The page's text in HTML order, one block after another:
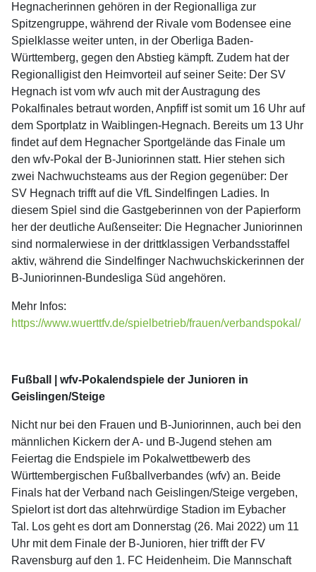
Hegnacherinnen gehören in der Regionalliga zur
Spitzengruppe, während der Rivale vom Bodensee eine
Spielklasse weiter unten, in der Oberliga Baden-
Württemberg, gegen den Abstieg kämpft. Zudem hat der
Regionalligist den Heimvorteil auf seiner Seite: Der SV
Hegnach ist vom wfv auch mit der Austragung des
Pokalfinales betraut worden, Anpfiff ist somit um 16 Uhr auf
dem Sportplatz in Waiblingen-Hegnach. Bereits um 13 Uhr
findet auf dem Hegnacher Sportgelände das Finale um
den wfv-Pokal der B-Juniorinnen statt. Hier stehen sich
zwei Nachwuchsteams aus der Region gegenüber: Der
SV Hegnach trifft auf die VfL Sindelfingen Ladies. In
diesem Spiel sind die Gastgeberinnen von der Papierform
her der deutliche Außenseiter: Die Hegnacher Juniorinnen
sind normalerwiese in der drittklassigen Verbandsstaffel
aktiv, während die Sindelfinger Nachwuchskickerinnen der
B-Juniorinnen-Bundesliga Süd angehören.
Mehr Infos:
https://www.wuerttfv.de/spielbetrieb/frauen/verbandspokal/
Fußball | wfv-Pokalendspiele der Junioren in
Geislingen/Steige
Nicht nur bei den Frauen und B-Juniorinnen, auch bei den
männlichen Kickern der A- und B-Jugend stehen am
Feiertag die Endspiele im Pokalwettbewerb des
Württembergischen Fußballverbandes (wfv) an. Beide
Finals hat der Verband nach Geislingen/Steige vergeben,
Spielort ist dort das altehrwürdige Stadion im Eybacher
Tal. Los geht es dort am Donnerstag (26. Mai 2022) um 11
Uhr mit dem Finale der B-Junioren, hier trifft der FV
Ravensburg auf den 1. FC Heidenheim. Die Mannschaft